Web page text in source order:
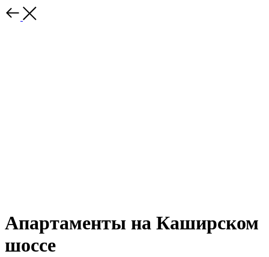
Апартаменты на Каширском
шоссе